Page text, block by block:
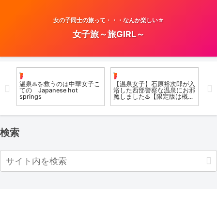
女の子同士の旅って・・・なんか楽しい☆
女子旅～旅GIRL～
お風呂女子こての
温泉♨️を救うのは中華女子こ
ての Japanese hot
springs
お風呂女子こての
【温泉女子】石原裕次郎が入
浴した西部警察な温泉にお邪
魔しました♨️【限定版は概要
spring culture
【
天
溫
検索